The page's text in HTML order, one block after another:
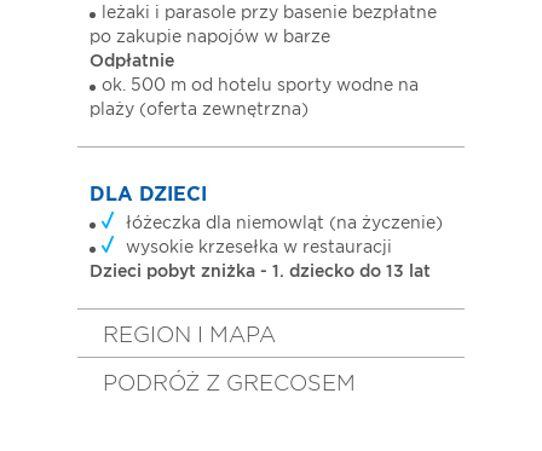
leżaki i parasole przy basenie bezpłatne
po zakupie napojów w barze
Odpłatnie
ok. 500 m od hotelu sporty wodne na
plaży (oferta zewnętrzna)
DLA DZIECI
łóżeczka dla niemowląt (na życzenie)
wysokie krzesełka w restauracji
Dzieci pobyt zniżka - 1. dziecko do 13 lat
REGION I MAPA
PODRÓŻ Z GRECOSEM